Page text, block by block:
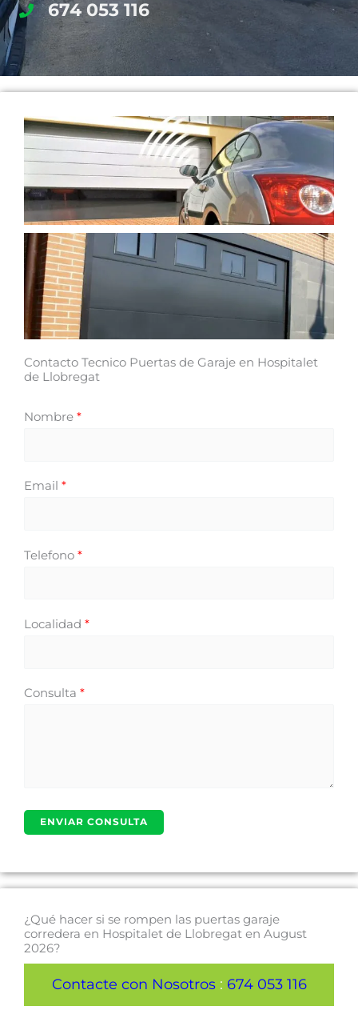
674 053 116
Contacto Tecnico Puertas de Garaje en Hospitalet
de Llobregat
Nombre *
Email *
Telefono *
Localidad *
Consulta *
¿Qué hacer si se rompen las puertas garaje
corredera en Hospitalet de Llobregat en August
2026?
Contacte con Nosotros: 674 053 116